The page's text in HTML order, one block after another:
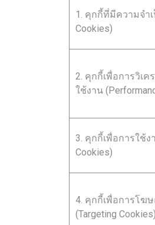
1. คุกกี้ที่มีความจำ
Cookies)
2. คุกกี้เพื่อการวิเค
ใช้งาน
3. คุกกี้เพื่อการใช้ง
Cookies)
4. คุกกี้เพื่อการโฆ
(Targeting Cookies)